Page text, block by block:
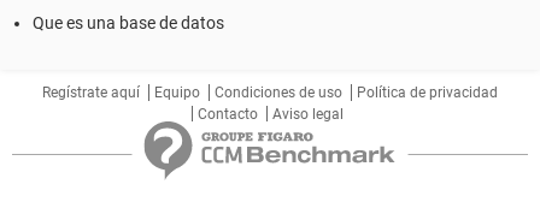
Que es una base de datos
Regístrate aquí Equipo Condiciones de uso
Política de privacidad
Contacto
Aviso legal